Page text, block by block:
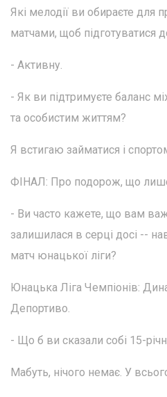
Які мелодії ви обираєте для
матчами, щоб підготуватися
- Активну.
- Як ви підтримуєте баланс
та особистим життям?
Я встигаю займатися і
ФІНАЛ: Про подорож, що
- Ви часто кажете, що вам
залишилася в серці досі --
матч юнацької ліги?
Юнацька Ліга Чемпіонів:
Депортиво.
- Що б ви сказали собі 15-
Мабуть, нічого немає. У